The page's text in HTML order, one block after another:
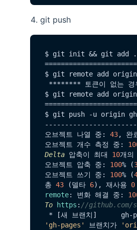
git push
$ git init && git add .
$ git remote add origin
******** 토큰이 없는 경
$ git remote add origin
$ git push -u origin
오브젝트 나열 중: 43, 완
오브젝트 개수 측정 중:
Delta 압축이 최대 10개의
오브젝트 압축 중: 100% (
오브젝트 쓰기 중: 100% (
총 43 (델타 6), 재사용 0
remote: 변화 해결 중:
To
https : //github.com/
'gh-pages'
브랜치가